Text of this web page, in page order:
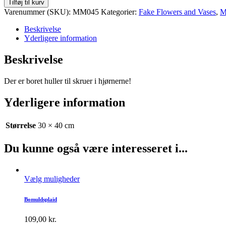
rosenmotiv
quantity
Tilføj til kurv
Varenummer (SKU): MM045 Kategorier: Fake Flowers and Vases,
Beskrivelse
Yderligere information
Beskrivelse
Der er boret huller til skruer i hjørnerne!
Yderligere information
Størrelse 30 × 40 cm
Du kunne også være interesseret i...
Vælg muligheder
Bomuldsplaid
109,00 kr.